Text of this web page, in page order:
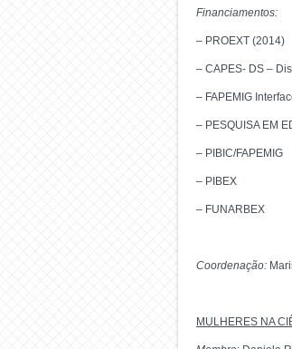
Financiamentos:
– PROEXT (2014)
– CAPES- DS –
– FAPEMIG
– PESQUISA EM
– PIBIC/FAPEMIG
– PIBEX
– FUNARBEX
Coordenação:
MULHERES NA